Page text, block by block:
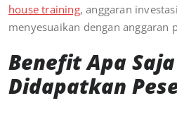
house training, anggaran
menyesuaikan dengan anggaran
Benefit Apa
Didapatkan